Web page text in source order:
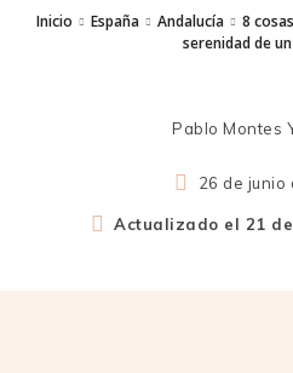
Inicio España Andalucía
8
serenidad de
Pablo Montes
26 de junio
Actualizado el 21